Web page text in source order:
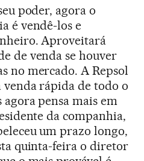
poder, agora o
é vendê-los e
Aproveitará
de venda se houver
no mercado. A Repsol
rápida de todo o
pensa mais em
da companhia,
um prazo longo,
quinta-feira o diretor